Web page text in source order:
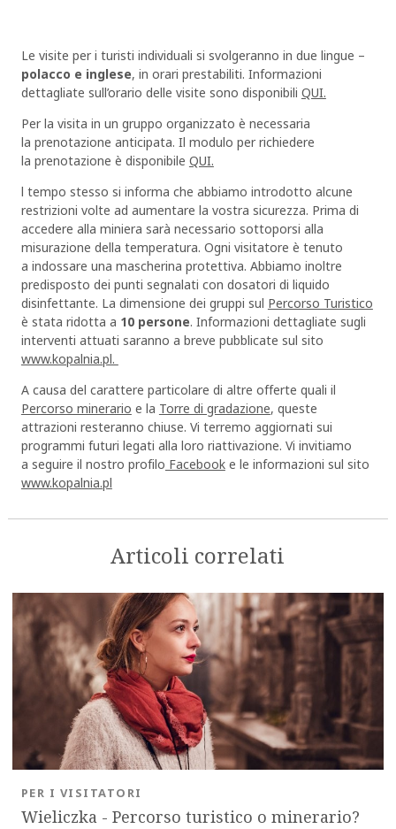
Le visite per i turisti individuali si svolgeranno in due lingue –
polacco e inglese, in orari prestabiliti. Informazioni
dettagliate sull’orario delle visite sono disponibili QUI.
Per la visita in un gruppo organizzato è necessaria
la prenotazione anticipata. Il modulo per richiedere
la prenotazione è disponibile QUI.
l tempo stesso si informa che abbiamo introdotto alcune
restrizioni volte ad aumentare la vostra sicurezza. Prima di
accedere alla miniera sarà necessario sottoporsi alla
misurazione della temperatura. Ogni visitatore è tenuto
a indossare una mascherina protettiva. Abbiamo inoltre
predisposto dei punti segnalati con dosatori di liquido
disinfettante. La dimensione dei gruppi sul Percorso Turistico
è stata ridotta a 10 persone. Informazioni dettagliate sugli
interventi attuati saranno a breve pubblicate sul sito
www.kopalnia.pl.
A causa del carattere particolare di altre offerte quali il
Percorso minerario e la Torre di gradazione, queste
attrazioni resteranno chiuse. Vi terremo aggiornati sui
programmi futuri legati alla loro riattivazione. Vi invitiamo
a seguire il nostro profilo Facebooke le informazioni sul sito
www.kopalnia.pl
Articoli correlati
Wieliczka - Percorso turistico o minerario?
PER I VISITATORI